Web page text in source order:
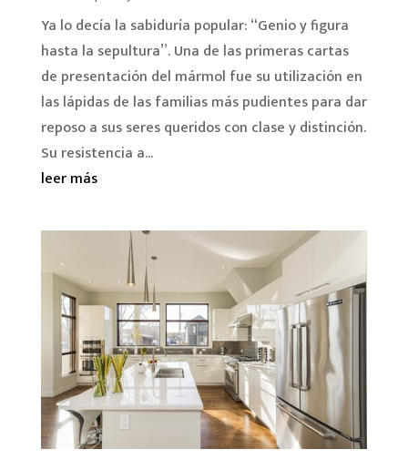
Ya lo decía la sabiduría popular: “Genio y figura
hasta la sepultura”. Una de las primeras cartas
de presentación del mármol fue su utilización en
las lápidas de las familias más pudientes para dar
reposo a sus seres queridos con clase y distinción.
Su resistencia a...
leer más